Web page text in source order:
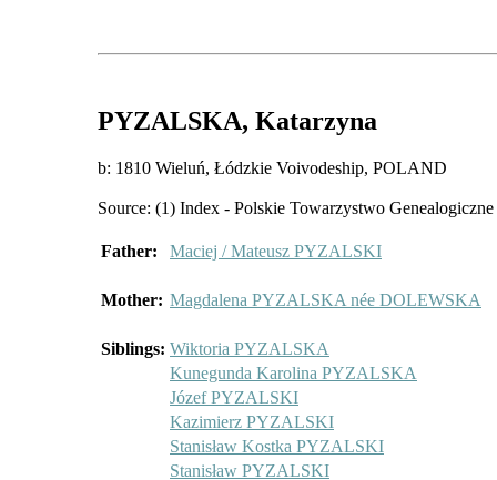
PYZALSKA, Katarzyna
b: 1810 Wieluń, Łódzkie Voivodeship, POLAND
Source: (1) Index - Polskie Towarzystwo
Father: Maciej / Mateusz PYZALSKI
Mother: Magdalena PYZALSKA née DOLEWSKA
Siblings: Wiktoria PYZALSKA
Kunegunda Karolina PYZALSKA
Józef PYZALSKI
Kazimierz PYZALSKI
Stanisław Kostka PYZALSKI
Stanisław PYZALSKI